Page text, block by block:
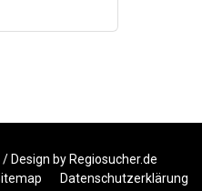
/ Design by Regiosucher.de
Datenschutzerklärung